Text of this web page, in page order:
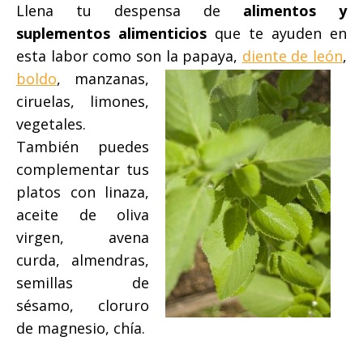
Llena tu despensa de alimentos y
suplementos alimenticios que te ayuden en
esta labor como son la papaya, diente de león,
boldo, manzanas,
ciruelas, limones,
vegetales.
También puedes
complementar tus
platos con linaza,
aceite de oliva
virgen, avena
curda, almendras,
semillas de
sésamo, cloruro
de magnesio, chía.